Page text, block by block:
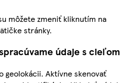
môžete zmeniť kliknutím na
stránky.
údaje s cieľom
geolokácii. Aktívne skenovať